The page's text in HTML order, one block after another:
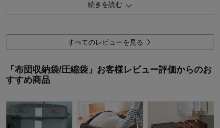
人が参考になりました
使用感・使いやすさ
5.0
デザイン・色
5.0
購入商品： ５段
使用場所： クローゼット
商品を使う人：
自分
続きを読む
すべてのレビューを見る
「布団収納袋/圧縮袋」お客様レビュー評価からのお
すすめ商品